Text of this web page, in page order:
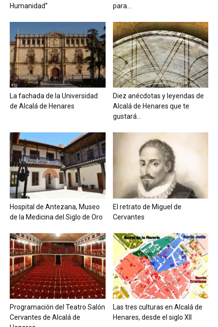
Humanidad”
para...
La fachada de la Universidad
de Alcalá de Henares
Diez anécdotas y leyendas de
Alcalá de Henares que te
gustará...
Hospital de Antezana, Museo
de la Medicina del Siglo de Oro
El retrato de Miguel de
Cervantes
Programación del Teatro Salón
Cervantes de Alcalá de
Las tres culturas en Alcalá de
Henares, desde el siglo XII